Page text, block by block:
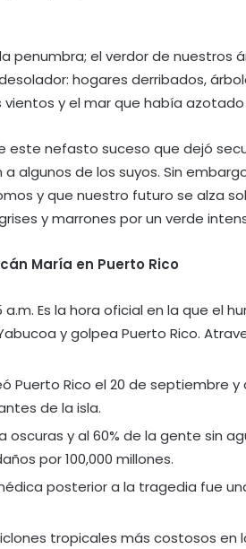
penumbra; el verdor de
hogares derribados,
y el mar que había azotado
este nefasto suceso que dejó
algunos de los suyos. Sin
y que nuestro futuro se alza
y marrones por un verde
María en Puerto Rico
a.m. Es la hora oficial en la que el
y golpea Puerto Rico.
Puerto Rico el 20 de septiembre
de la isla.
a oscuras y al 60% de la gente sin
por 100,000 millones.
posterior a la tragedia fue
tropicales más costosos en